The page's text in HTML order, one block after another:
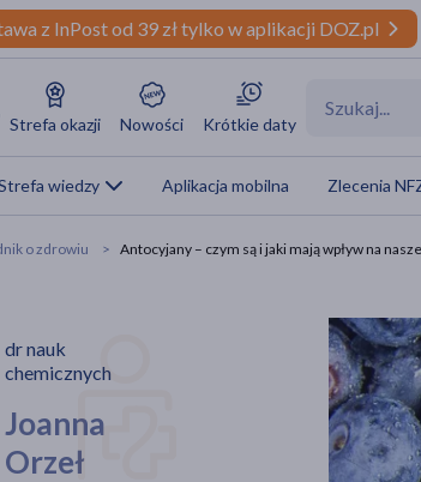
z InPost od 39 zł tylko w aplikacji DOZ.pl
Strefa okazji Nowości Krótkie daty
wiedzy Aplikacja mobilna Zlecenia
o zdrowiu Antocyjany – czym są i jaki mają wpływ na
dr nauk
chemicznych
Joanna
Orzeł